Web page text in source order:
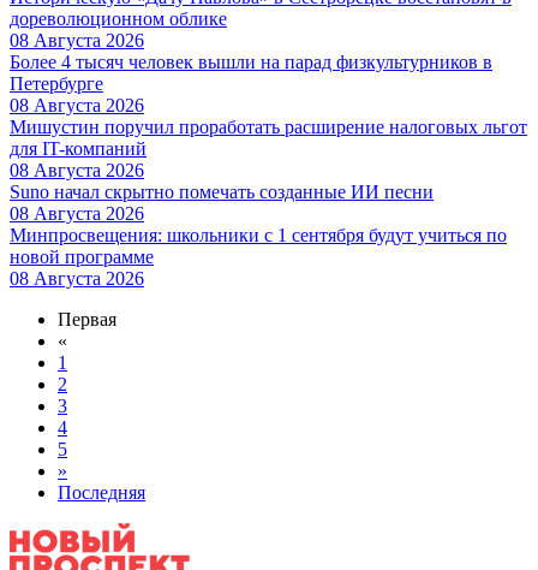
дореволюционном облике
08 Августа 2026
Более 4 тысяч человек вышли на парад физкультурников в
Петербурге
08 Августа 2026
Мишустин поручил проработать расширение налоговых льгот
для IT-компаний
08 Августа 2026
Suno начал скрытно помечать созданные ИИ песни
08 Августа 2026
Минпросвещения: школьники с 1 сентября будут учиться по
новой программе
08 Августа 2026
Первая
«
1
2
3
4
5
»
Последняя